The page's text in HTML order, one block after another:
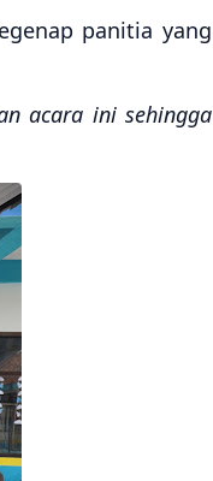
panitia yang
acara ini sehingga